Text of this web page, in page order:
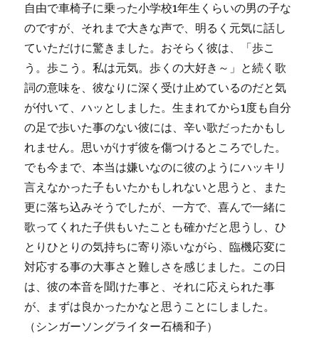
自由で車椅子に乗った小学校1年生くらいの男の子な
のですが、それまで大きな声で、明るく元気に話し
ていただけに驚きました。おそらく彼は、「歩こ
う。歩こう。私は元気。歩くの大好き～」と続く歌
詞の意味を、彼なりに深く受け止めているのだと気
が付いて、ハッとしました。生まれてから1度も自分
の足で歩いた事のない彼には、辛い歌だったかもし
れません。思いがけず彼を傷つけるところでした。
でも今まで、本当は嫌いなのに彼のようにハッキリ
言えなかった子もいたかもしれないと思うと、また
更に落ち込みそうでしたが、一方で、喜んで一緒に
歌ってくれた子供もいたことも確かだと思うし、ひ
とりひとりの気持ちに寄り添いながら、臨機応変に
対応する事の大事さと難しさを感じました。この日
は、彼の本音を聞けた事と、それに応えられた事
が、まずは良かったかなと思うことにしました。
（シンガーソングライター石橋和子）